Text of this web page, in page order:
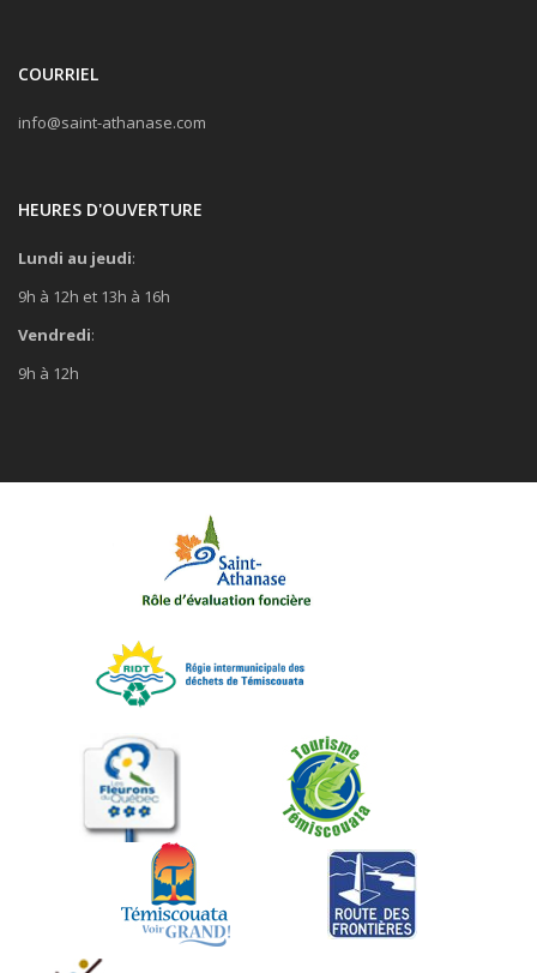
COURRIEL
info@saint-athanase.com
HEURES D'OUVERTURE
Lundi au jeudi:
9h à 12h et 13h à 16h
Vendredi:
9h à 12h